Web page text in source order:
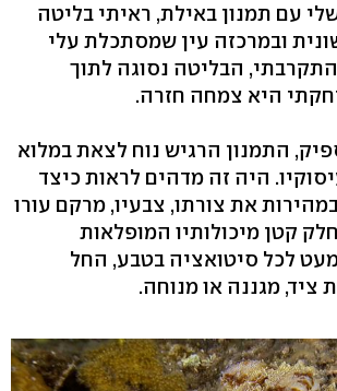
עם תמנון באילת, ראיתי בליטה
ובמרכזה עין שמסתכלת עלי
הבליטה נסוגה לתוך
היא צמחה חזרה.
התמנון הרגיש נוח לצאת במלוא
היה זה מדהים לראות כיצד
את צורתו, צבעיו, מרקם עורו
קטן מיכולותיו המופלאות
לכל סיטואציה בטבע, החל
ציד, מגננה או מנוחה.